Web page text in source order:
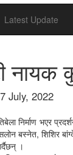
Latest Update
July, 2022
निर्माण भएर
बस्नेत, शिशिर
।